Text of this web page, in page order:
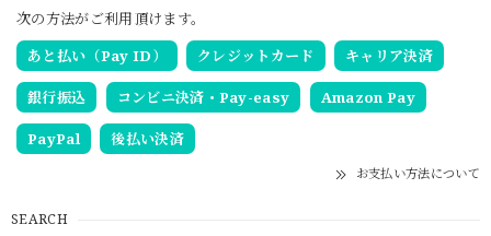
次の方法がご利用頂けます。
あと払い（Pay ID）
クレジットカード キャリア決済
銀行振込 コンビニ決済・Pay-easy Amazon Pay
PayPal 後払い決済
お支払い方法について
SEARCH